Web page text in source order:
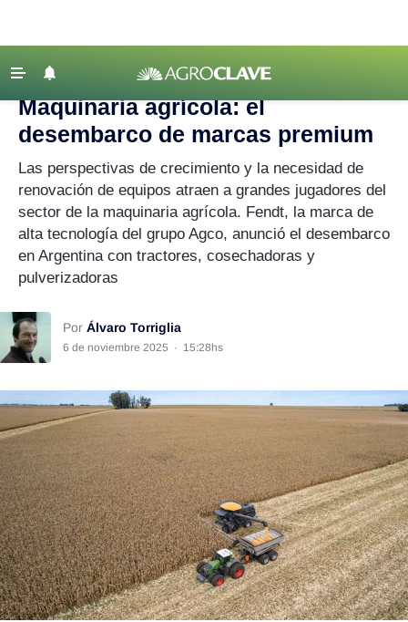
Agricultura
Lechería
Tecnología
Maquinaria agrícola
Agenda
Regionales
Clima
Mercados
Seguinos
‹ VOLVER
Agroclave Maquinaria agrícola | maquinaria agrícola
Maquinaria agrícola: el
desembarco de marcas premium
Las perspectivas de crecimiento y la necesidad de
renovación de equipos atraen a grandes jugadores del
sector de la maquinaria agrícola. Fendt, la marca de
alta tecnología del grupo Agco, anunció el desembarco
en Argentina con tractores, cosechadoras y
pulverizadoras
Por Álvaro Torriglia
6 de noviembre 2025 · 15:28hs